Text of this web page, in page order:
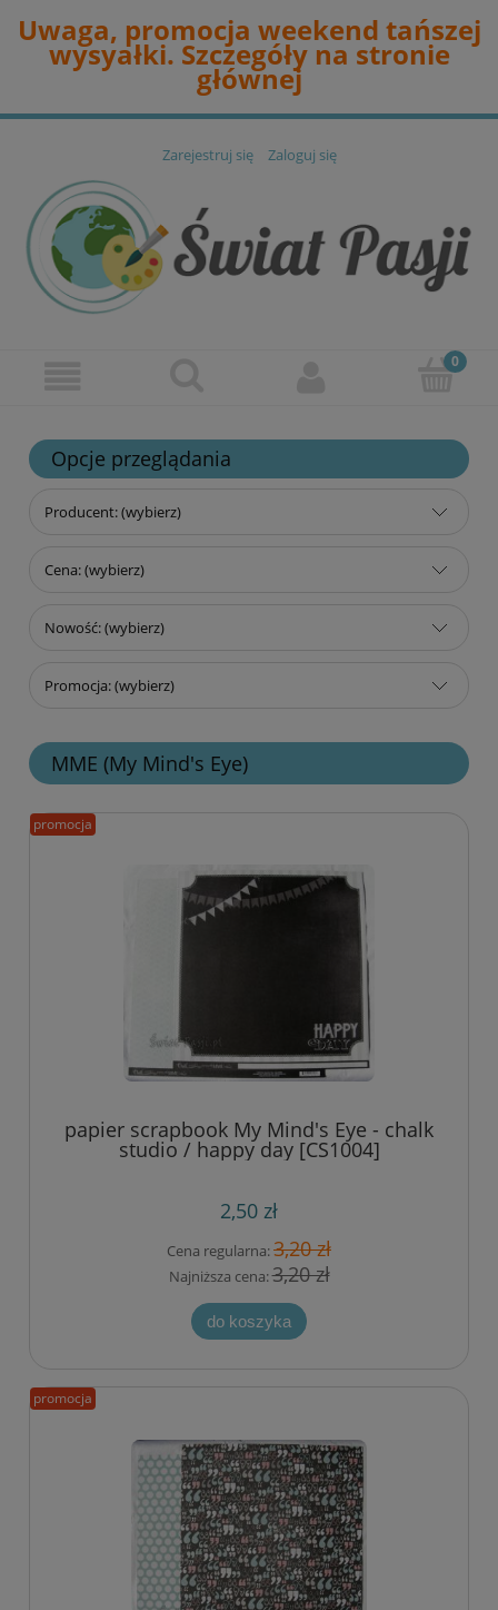
Uwaga, promocja weekend tańszej
wysyałki. Szczegóły na stronie
głównej
Zarejestruj się Zaloguj się
Opcje przeglądania
Producent: (wybierz)
Cena: (wybierz)
Nowość: (wybierz)
Promocja: (wybierz)
MME (My Mind's Eye)
papier scrapbook My Mind's Eye - chalk
studio / happy day [CS1004]
2,50 zł
Cena regularna:3,20 zł
Najniższa cena:3,20 zł
do koszyka
promocja
promocja